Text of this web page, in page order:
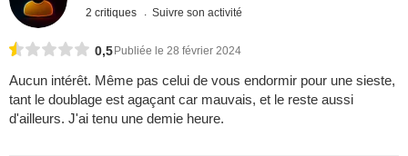
2 critiques Suivre son activité
0,5Publiée le 28 février 2024
Aucun intérêt. Même pas celui de vous endormir pour une sieste,
tant le doublage est agaçant car mauvais, et le reste aussi
d'ailleurs. J'ai tenu une demie heure.